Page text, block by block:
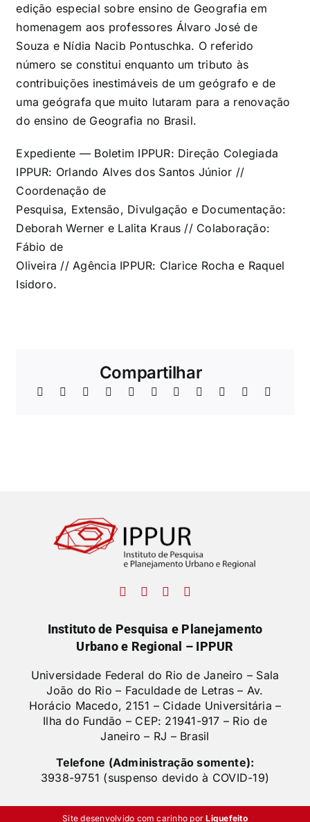
edição especial sobre ensino de Geografia em
homenagem aos professores Álvaro José de
Souza e Nídia Nacib Pontuschka. O referido
número se constitui enquanto um tributo às
contribuições inestimáveis de um geógrafo e de
uma geógrafa que muito lutaram para a renovação
do ensino de Geografia no Brasil.
Expediente — Boletim IPPUR: Direção Colegiada
IPPUR: Orlando Alves dos Santos Júnior //
Coordenação de
Pesquisa, Extensão, Divulgação e Documentação:
Deborah Werner e Lalita Kraus // Colaboração:
Fábio de
Oliveira // Agência IPPUR: Clarice Rocha e Raquel
Isidoro.
Compartilhar
Instituto de Pesquisa e Planejamento
Urbano e Regional – IPPUR
Universidade Federal do Rio de Janeiro – Sala
João do Rio – Faculdade de Letras – Av.
Horácio Macedo, 2151 – Cidade Universitária –
Ilha do Fundão – CEP: 21941-917 – Rio de
Janeiro – RJ – Brasil
Telefone (Administração somente):
3938-9751 (suspenso devido à COVID-19)
Site desenvolvido com carinho porLiquefeito